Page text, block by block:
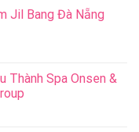
Jil Bang Đà Nẵng
Thành Spa Onsen &